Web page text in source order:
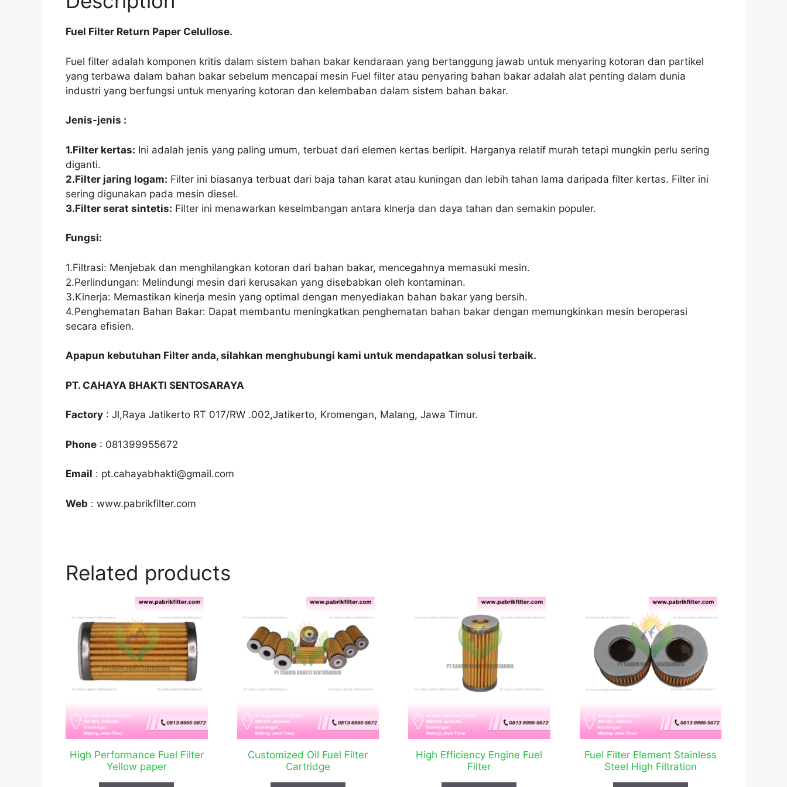
Fuel Filter Return Paper Celullose.
Fuel filter adalah komponen kritis dalam sistem bahan bakar kendaraan yang bertanggung jawab untuk menyaring kotoran dan partikel
yang terbawa dalam bahan bakar sebelum mencapai mesin Fuel filter atau penyaring bahan bakar adalah alat penting dalam dunia
industri yang berfungsi untuk menyaring kotoran dan kelembaban dalam sistem bahan bakar.
Jenis-jenis :
1.Filter kertas: Ini adalah jenis yang paling umum, terbuat dari elemen kertas berlipit. Harganya relatif murah tetapi mungkin perlu sering
diganti.
2.Filter jaring logam: Filter ini biasanya terbuat dari baja tahan karat atau kuningan dan lebih tahan lama daripada filter kertas. Filter ini
sering digunakan pada mesin diesel.
3.Filter serat sintetis: Filter ini menawarkan keseimbangan antara kinerja dan daya tahan dan semakin populer.
Fungsi:
1.Filtrasi: Menjebak dan menghilangkan kotoran dari bahan bakar, mencegahnya memasuki mesin.
2.Perlindungan: Melindungi mesin dari kerusakan yang disebabkan oleh kontaminan.
3.Kinerja: Memastikan kinerja mesin yang optimal dengan menyediakan bahan bakar yang bersih.
4.Penghematan Bahan Bakar: Dapat membantu meningkatkan penghematan bahan bakar dengan memungkinkan mesin beroperasi
secara efisien.
Apapun kebutuhan Filter anda, silahkan menghubungi kami untuk mendapatkan solusi terbaik.
PT. CAHAYA BHAKTI SENTOSARAYA
Factory : Jl,Raya Jatikerto RT 017/RW .002,Jatikerto, Kromengan, Malang, Jawa Timur.
Phone : 081399955672
Email : pt.cahayabhakti@gmail.com
Web : www.pabrikfilter.com
Related products
High Performance Fuel Filter
Yellow paper
Customized Oil Fuel Filter
Cartridge
High Efficiency Engine Fuel
Filter
Fuel Filter Element Stainless
Steel High Filtration